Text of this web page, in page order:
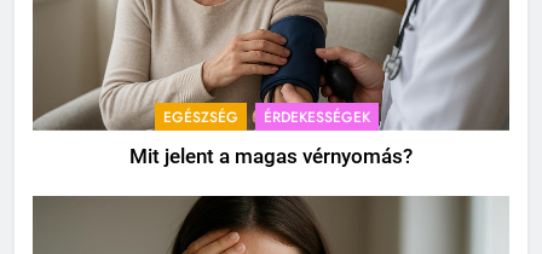
EGÉSZSÉG ÉRDEKESSÉGEK
Mit jelent a magas vérnyomás?